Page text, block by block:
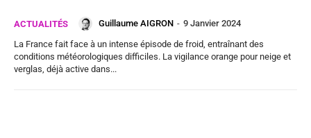
ACTUALITÉS Guillaume AIGRON - 9 Janvier 2024
La France fait face à un intense épisode de froid, entraînant des
conditions météorologiques difficiles. La vigilance orange pour neige et
verglas, déjà active dans...